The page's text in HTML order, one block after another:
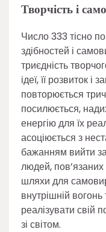
Творчість і
Число 333 тісно
здібностей і
триєдність
ідеї, її розвиток
повторюється
посилюється,
енергію для їх
асоціюється з
бажанням вийти
людей,
шляхи для
внутрішній
реалізувати свій
зі світом.